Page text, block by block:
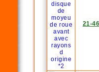
21-46